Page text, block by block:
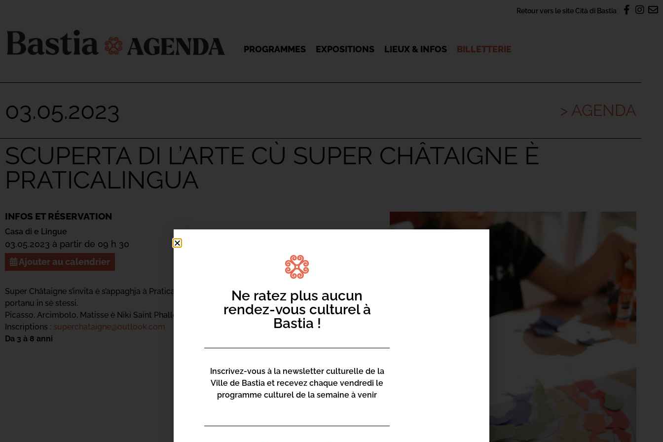
Retour vers le site Cità di Bastia
PROGRAMMES EXPOSITIONS LIEUX & INFOS BILLETTERIE
03.05.2023 > AGENDA
SCUPERTA DI L’ARTE CÙ SUPER CHÂTAIGNE È
PRATICALINGUA
INFOS ET RÉSERVATION
Casa di e Lingue
03.05.2023 à partir de 09 h 30
Ajouter au calendrier
Super Châtaigne s’invita è s’appaghja à Praticalingua per fà scopre à i più chjuchi l’arte ch’elli
portanu in sè stessi.
Picasso, Arcimbolo, Matisse è Niki Saint Phalle ùn averanu più secreti per i vostri figlioli.
Inscriptions : superchataigne@outlook.com
Da 3 à 8 anni
Ne ratez plus aucun
rendez-vous culturel à
Bastia !
Inscrivez-vous à la newsletter culturelle de la
Ville de Bastia et recevez chaque vendredi le
programme culturel de la semaine à venir